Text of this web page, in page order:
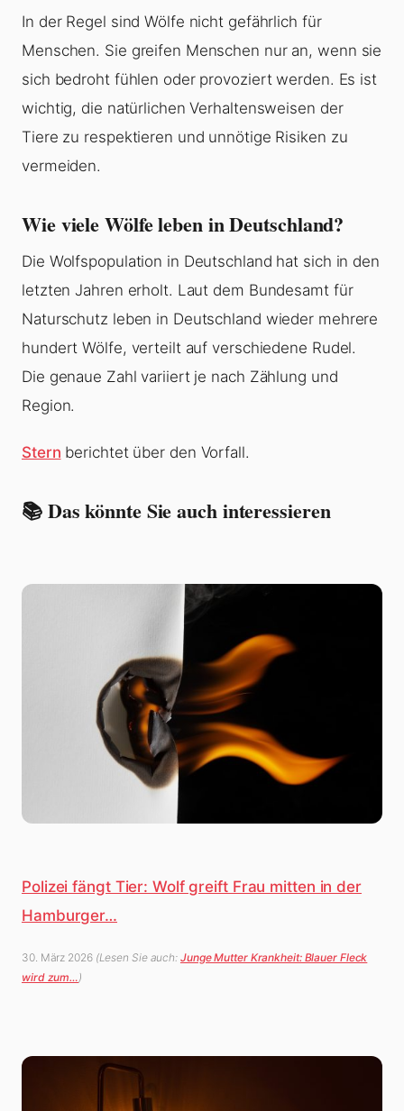
In der Regel sind Wölfe nicht gefährlich für
Menschen. Sie greifen Menschen nur an, wenn sie
sich bedroht fühlen oder provoziert werden. Es ist
wichtig, die natürlichen Verhaltensweisen der
Tiere zu respektieren und unnötige Risiken zu
vermeiden.
Wie viele Wölfe leben in Deutschland?
Die Wolfspopulation in Deutschland hat sich in den
letzten Jahren erholt. Laut dem Bundesamt für
Naturschutz leben in Deutschland wieder mehrere
hundert Wölfe, verteilt auf verschiedene Rudel.
Die genaue Zahl variiert je nach Zählung und
Region.
Stern berichtet über den Vorfall.
📚 Das könnte Sie auch interessieren
Polizei fängt Tier: Wolf greift Frau mitten in der
Hamburger…
30. März 2026 (Lesen Sie auch: Junge Mutter Krankheit: Blauer Fleck
wird zum…)